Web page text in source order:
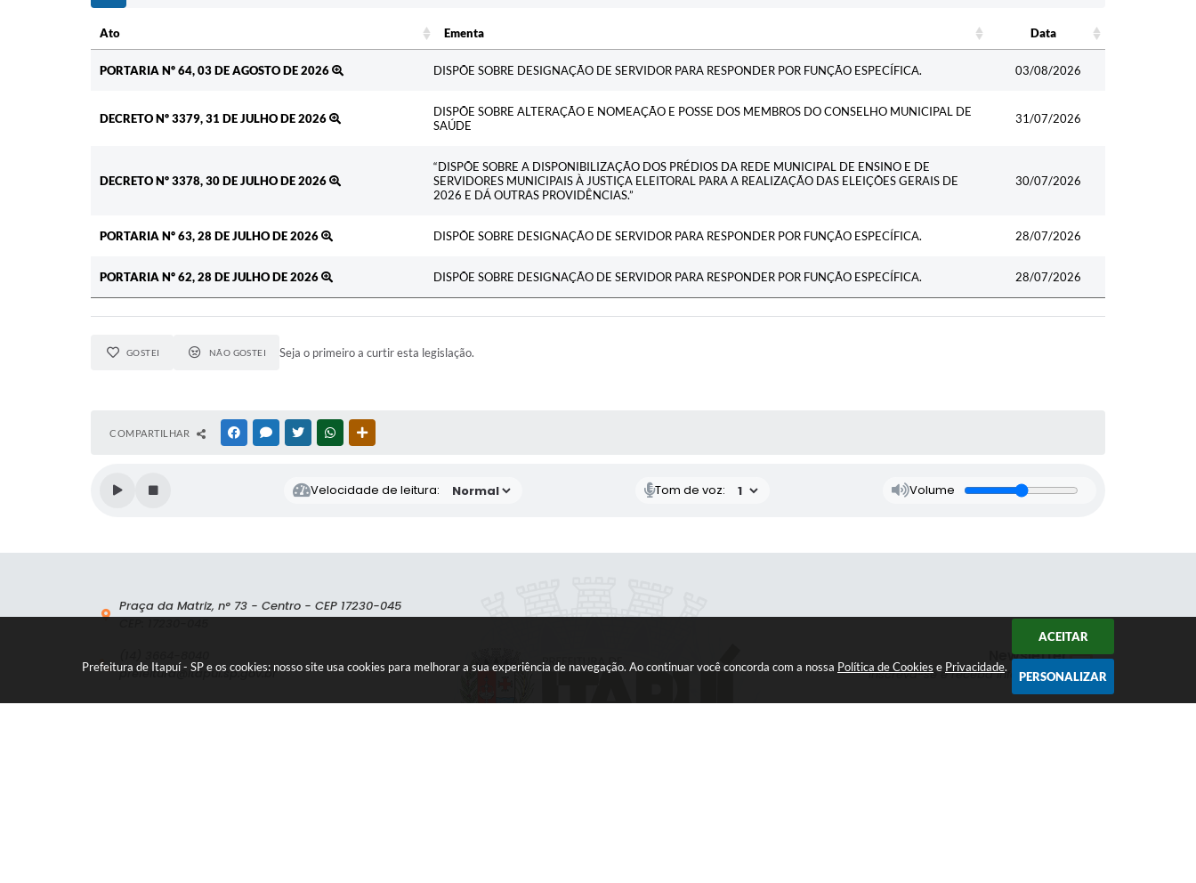
Prefeitura de Itapuí - SP e os cookies: nosso site usa cookies para melhorar a sua experiência de navegação. Ao continuar você concorda com a nossa Política de Cookies e Privacidade.
ACEITAR
PERSONALIZAR
Ato Ementa
Data
PORTARIA Nº 64, 03 DE AGOSTO DE 2026
DISPÕE SOBRE DESIGNAÇÃO DE SERVIDOR PARA RESPONDER POR FUNÇÃO ESPECÍFICA. 03/08/2026
DECRETO Nº 3379, 31 DE JULHO DE 2026
DISPÕE SOBRE ALTERAÇÃO E NOMEAÇÃO E POSSE DOS MEMBROS DO CONSELHO MUNICIPAL DE
SAÚDE
31/07/2026
DECRETO Nº 3378, 30 DE JULHO DE 2026
“DISPÕE SOBRE A DISPONIBILIZAÇÃO DOS PRÉDIOS DA REDE MUNICIPAL DE ENSINO E DE
SERVIDORES MUNICIPAIS À JUSTIÇA ELEITORAL PARA A REALIZAÇÃO DAS ELEIÇÕES GERAIS DE
2026 E DÁ OUTRAS PROVIDÊNCIAS.”
30/07/2026
PORTARIA Nº 63, 28 DE JULHO DE 2026 DISPÕE SOBRE DESIGNAÇÃO DE SERVIDOR PARA RESPONDER POR FUNÇÃO ESPECÍFICA. 28/07/2026
PORTARIA Nº 62, 28 DE JULHO DE 2026 DISPÕE SOBRE DESIGNAÇÃO DE SERVIDOR PARA RESPONDER POR FUNÇÃO ESPECÍFICA. 28/07/2026
GOSTEI NÃO GOSTEI Seja o primeiro a curtir esta legislação.
COMPARTILHAR FACEBOOKMESSENGER
TWITTERWHATSAPP
Velocidade de leitura: Tom de voz: Volume
Praça da Matriz, n° 73 - Centro - CEP 17230-045
prefeitura@itapui.sp.gov.br
Newsletter
Inscreva-se e receba informativos